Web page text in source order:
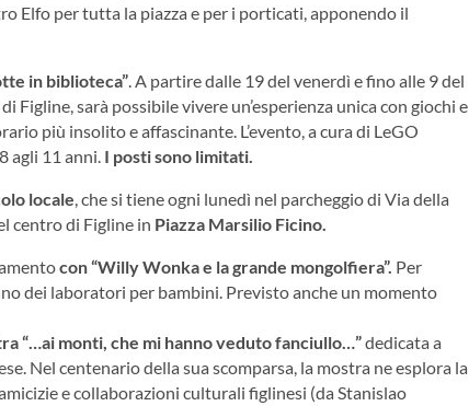
Elfo per tutta la piazza e per i porticati, apponendo il
in biblioteca”. A partire dalle 19 del venerdì e fino alle 9 del
sarà possibile vivere un’esperienza unica con giochi e
più insolito e affascinante. L’evento, a cura di LeGO
agli 11 anni. I posti sono limitati.
locale, che si tiene ogni lunedì nel parcheggio di Via della
centro di Figline in Piazza Marsilio Ficino.
con “Willy Wonka e la grande mongolfiera”. Per
dei laboratori per bambini. Previsto anche un momento
“…ai monti, che mi hanno veduto fanciullo…”dedicata a
Nel centenario della sua scomparsa, la mostra ne esplora la
e collaborazioni culturali figlinesi (da Stanislao